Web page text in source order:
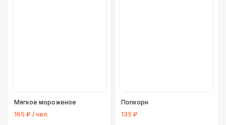
Мягкое мороженое
165 ₽ / чел.
Попкорн
135 ₽